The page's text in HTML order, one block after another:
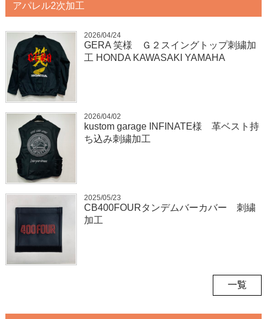
アパレル2次加工
2026/04/24
GERA 笑様 Ｇ２スイングトップ刺繍加
工 HONDA KAWASAKI YAMAHA
2026/04/02
kustom garage INFINATE様 革ベスト持
ち込み刺繍加工
2025/05/23
CB400FOURタンデムバーカバー 刺繍
加工
一覧